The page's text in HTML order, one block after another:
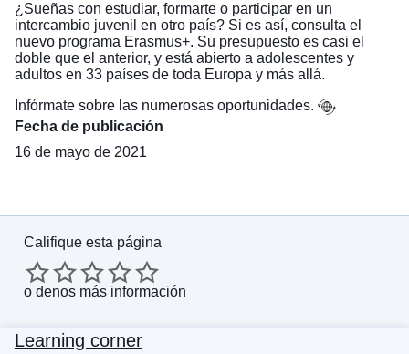
¿Sueñas con estudiar, formarte o participar en un
intercambio juvenil en otro país? Si es así, consulta el
nuevo programa Erasmus+. Su presupuesto es casi el
doble que el anterior, y está abierto a adolescentes y
adultos en 33 países de toda Europa y más allá.
Infórmate sobre las numerosas oportunidades.
Fecha de publicación
16 de mayo de 2021
Califique esta página
o denos más información
Learning corner